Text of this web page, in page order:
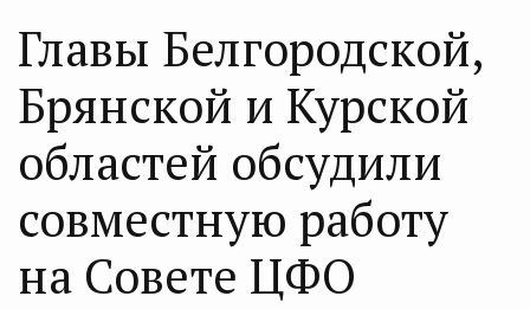
Главы Белгородской,
Брянской и Курской
областей обсудили
совместную работу
на Совете ЦФО